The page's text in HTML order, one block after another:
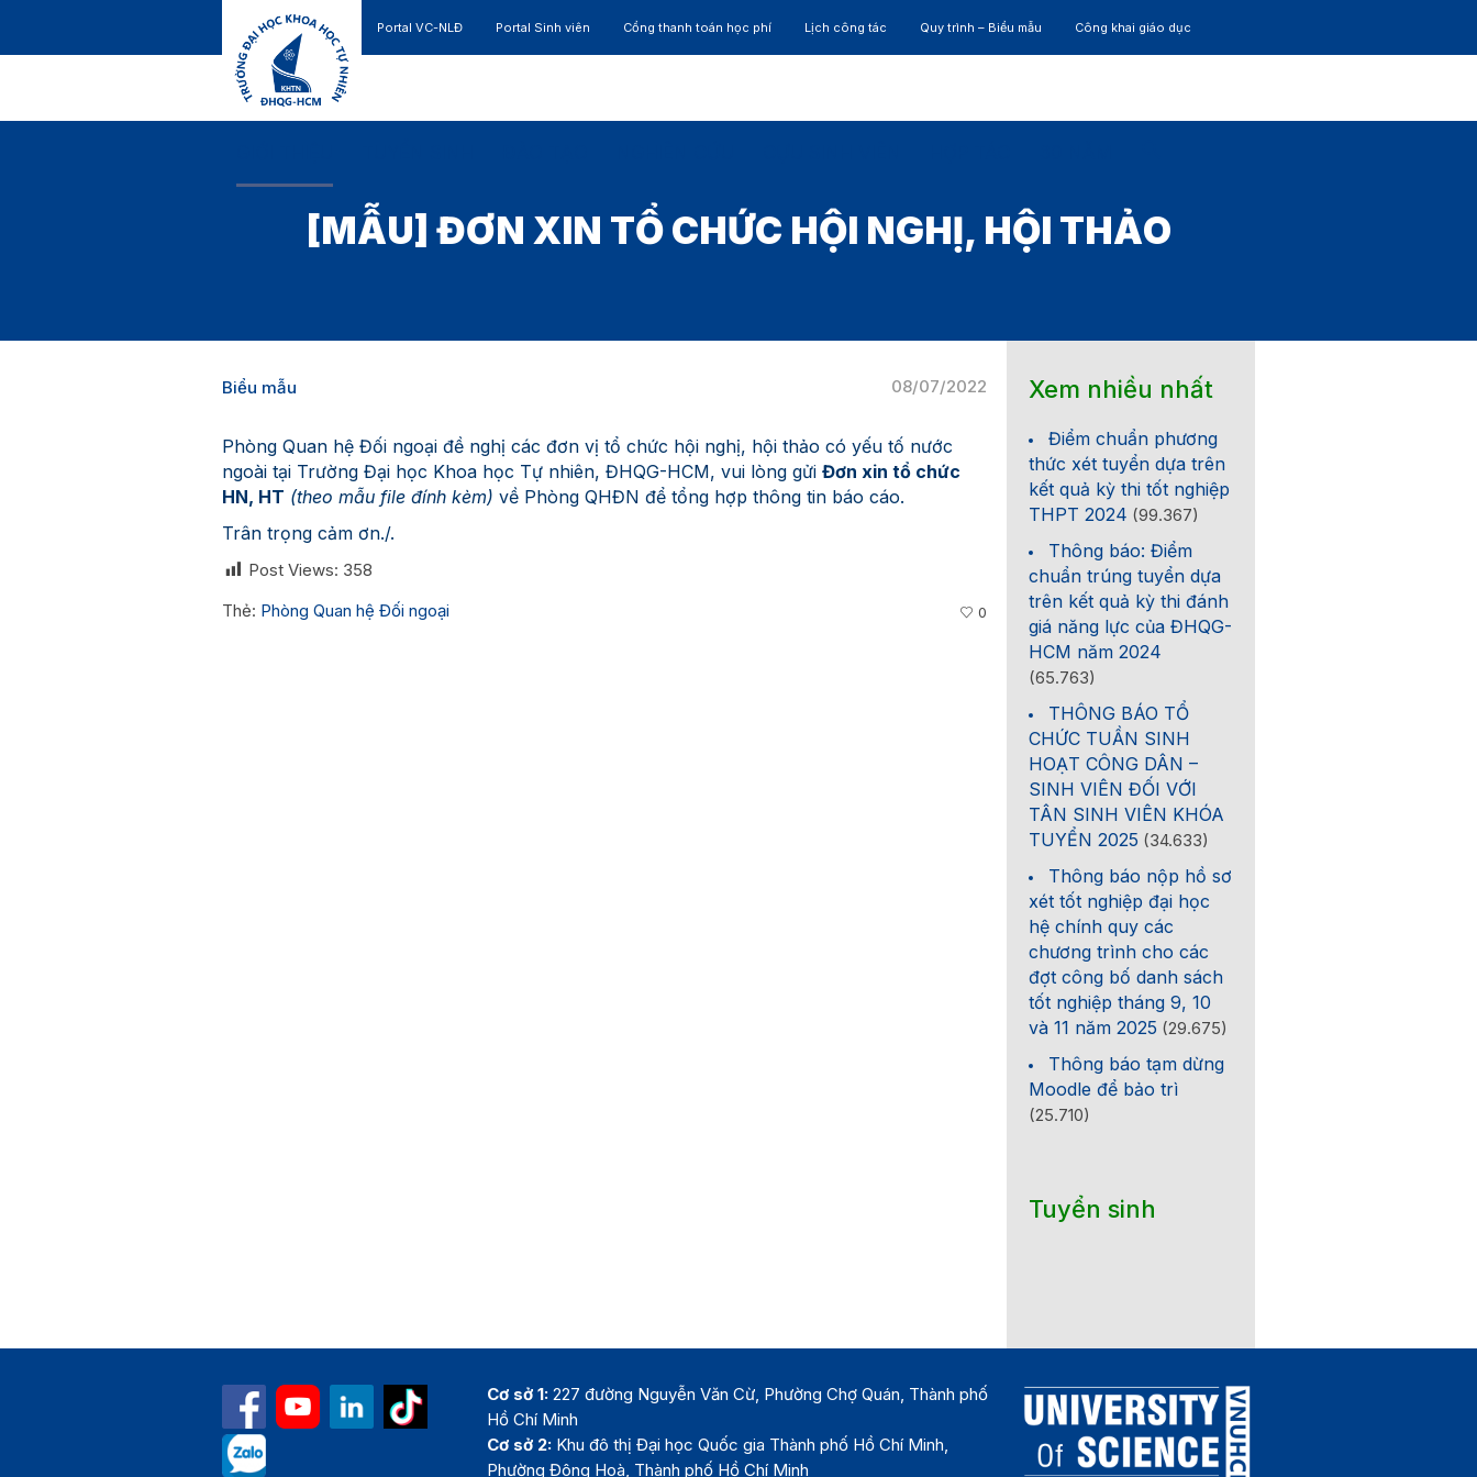
Portal VC-NLĐ Portal Sinh viên Cổng thanh toán học phí Lịch công tác Quy trình – Biểu mẫu Công khai giáo dục
[MẪU] ĐƠN XIN TỔ CHỨC HỘI NGHỊ, HỘI THẢO
08/07/2022
Biểu mẫu
Phòng Quan hệ Đối ngoại đề nghị các đơn vị tổ chức hội nghị, hội thảo có yếu tố nước
ngoài tại Trường Đại học Khoa học Tự nhiên, ĐHQG-HCM, vui lòng gửi Đơn xin tổ chức
HN, HT (theo mẫu file đính kèm) về Phòng QHĐN để tổng hợp thông tin báo cáo.
Trân trọng cảm ơn./.
Post Views: 358
Thẻ: Phòng Quan hệ Đối ngoại 0
Xem nhiều nhất
Điểm chuẩn phương
thức xét tuyển dựa trên
kết quả kỳ thi tốt nghiệp
THPT 2024 (99.367)
Thông báo: Điểm
chuẩn trúng tuyển dựa
trên kết quả kỳ thi đánh
giá năng lực của ĐHQG-
HCM năm 2024
(65.763)
THÔNG BÁO TỔ
CHỨC TUẦN SINH
HOẠT CÔNG DÂN –
SINH VIÊN ĐỐI VỚI
TÂN SINH VIÊN KHÓA
TUYỂN 2025 (34.633)
Thông báo nộp hồ sơ
xét tốt nghiệp đại học
hệ chính quy các
chương trình cho các
đợt công bố danh sách
tốt nghiệp tháng 9, 10
và 11 năm 2025 (29.675)
Thông báo tạm dừng
Moodle để bảo trì
(25.710)
Tuyển sinh
Cơ sở 1: 227 đường Nguyễn Văn Cừ, Phường Chợ Quán, Thành phố
Hồ Chí Minh
Cơ sở 2: Khu đô thị Đại học Quốc gia Thành phố Hồ Chí Minh,
Phường Đông Hoà, Thành phố Hồ Chí Minh